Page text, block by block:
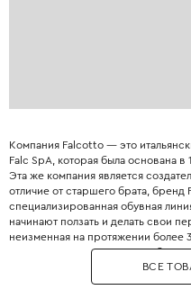
Компания Falcotto — это
Falc SpA, которая была основана
Эта же компания является
отличие от старшего брата, бренд
специализированная обувная
начинают ползать и делать свои
неизменная на протяжении более
«сопровождать развитие
моделей производитель
ортопедов и педиатров. Обувь
ВСЕ